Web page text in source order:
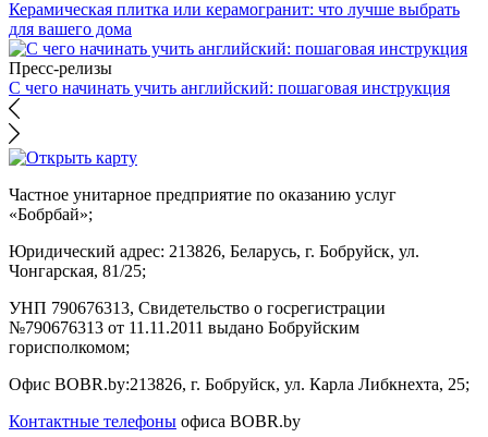
Керамическая плитка или керамогранит: что лучше выбрать
для вашего дома
Пресс-релизы
С чего начинать учить английский: пошаговая инструкция
Частное унитарное предприятие по оказанию услуг
«Бобрбай»;
Юридический адрес: 213826, Беларусь, г. Бобруйск, ул.
Чонгарская, 81/25;
УНП 790676313, Свидетельство о госрегистрации
№790676313 от 11.11.2011 выдано Бобруйским
горисполкомом;
Офис BOBR.by:213826, г. Бобруйск, ул. Карла Либкнехта, 25;
Контактные телефоны офиса BOBR.by